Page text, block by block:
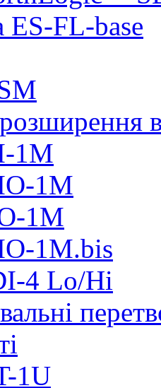
FL-base
1M
1М
1М
1M.bis
4 Lo/Hi
1U